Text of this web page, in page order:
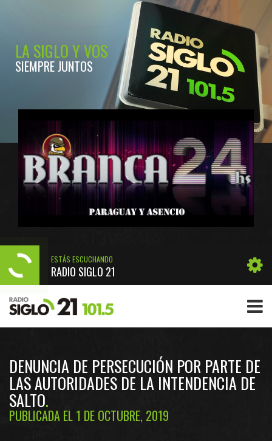
LA SIGLO Y VOS
SIEMPRE JUNTOS
ESTÁS ESCUCHANDO
RADIO SIGLO 21
DENUNCIA DE PERSECUCIÓN POR PARTE DE
LAS AUTORIDADES DE LA INTENDENCIA DE
SALTO
PUBLICADA EL 1 DE OCTUBRE, 2019